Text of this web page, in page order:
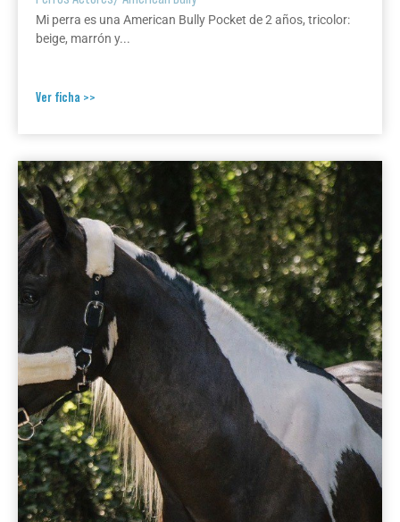
Mi perra es una American Bully Pocket de 2 años, tricolor:
beige, marrón y...
Ver ficha >>